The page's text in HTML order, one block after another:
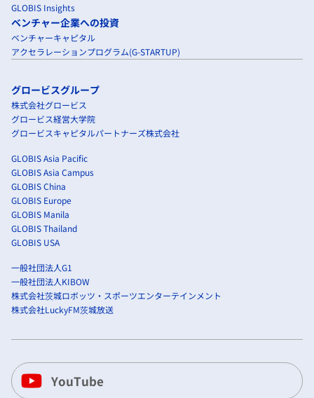
GLOBIS Insights
ベンチャー企業への投資
ベンチャーキャピタル
アクセラレーションプログラム(G-STARTUP)
グロービスグループ
株式会社グロービス
グロービス経営大学院
グロービスキャピタルパートナーズ株式会社
GLOBIS Asia Pacific
GLOBIS Asia Campus
GLOBIS China
GLOBIS Europe
GLOBIS Manila
GLOBIS Thailand
GLOBIS USA
一般社団法人G1
一般社団法人KIBOW
株式会社茨城ロボッツ・スポーツエンターテインメント
株式会社LuckyFM茨城放送
YouTube